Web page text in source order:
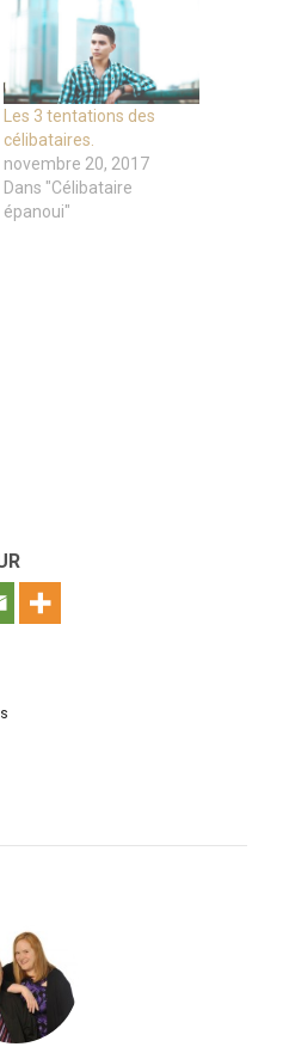
Les 3 tentations des
célibataires.
novembre 20, 2017
Dans "Célibataire
épanoui"